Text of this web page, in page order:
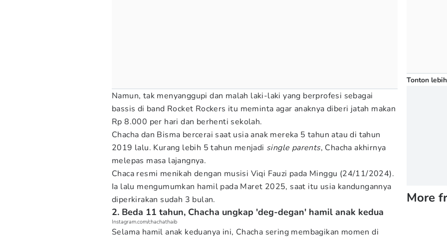
Namun, tak menyanggupi dan malah laki-laki yang berprofesi sebagai
bassis di band Rocket Rockers itu meminta agar anaknya diberi jatah makan
Rp 8.000 per hari dan berhenti sekolah.
Chacha dan Bisma bercerai saat usia anak mereka 5 tahun atau di tahun
2019 lalu. Kurang lebih 5 tahun menjadi single parents, Chacha akhirnya
melepas masa lajangnya.
Chaca resmi menikah dengan musisi Viqi Fauzi pada Minggu (24/11/2024).
Ia lalu mengumumkan hamil pada Maret 2025, saat itu usia kandungannya
diperkirakan sudah 3 bulan.
2. Beda 11 tahun, Chacha ungkap 'deg-degan' hamil anak kedua
Instagram.com/chachathaib
Selama hamil anak keduanya ini, Chacha sering membagikan momen di
Tonton
More